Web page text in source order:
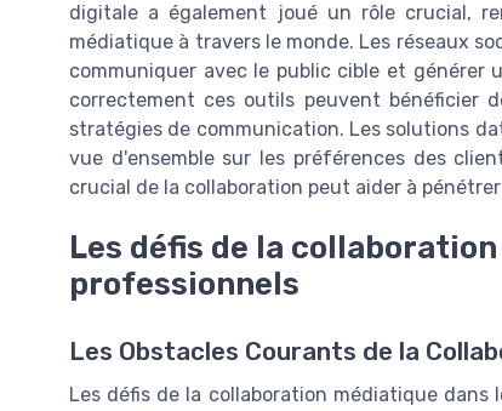
digitale a également joué un rôle crucial,
médiatique à travers le monde. Les réseaux
communiquer avec le public cible et
correctement ces outils peuvent bénéficier
stratégies de communication. Les solutions
vue d'ensemble sur les préférences des
crucial de la collaboration peut aider à
Les défis de la
professionnels
Les Obstacles Courants de la
Les défis de la collaboration médiatique